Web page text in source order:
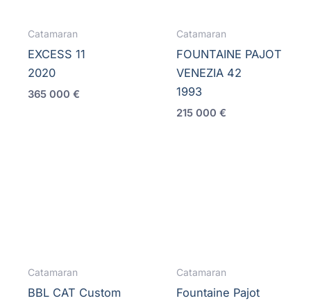
Catamaran
EXCESS 11
2020
365 000 €
Catamaran
FOUNTAINE PAJOT
VENEZIA 42
1993
215 000 €
Catamaran
BBL CAT Custom
Catamaran
Fountaine Pajot